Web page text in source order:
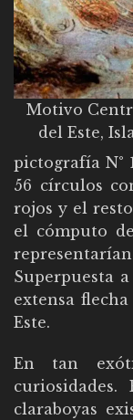
Motivo
del Este,
pictografía N°
56 círculos
rojos y el
el cómputo
Superpuesta
extensa
Este.
En tan
claraboyas